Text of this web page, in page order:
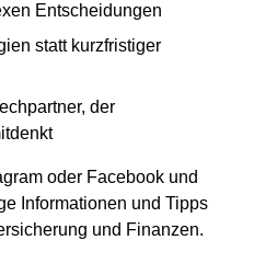
Entscheidungen
statt kurzfristiger
der
oder Facebook und
Informationen und Tipps
und Finanzen.